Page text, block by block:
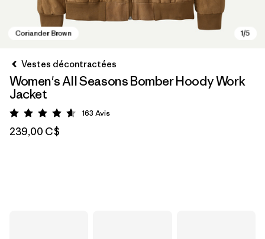
Vestes décontractées
Women's All Seasons Bomber Hoody Work
Jacket
Évaluation: 4.6 / 5
163 Avis
239,00 C$